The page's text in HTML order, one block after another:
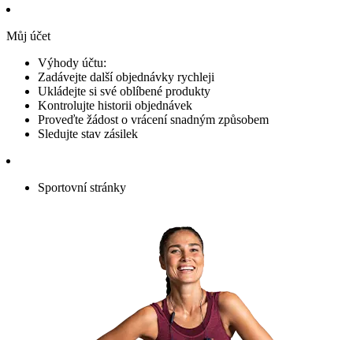
Můj účet
Výhody účtu:
Zadávejte další objednávky rychleji
Ukládejte si své oblíbené produkty
Kontrolujte historii objednávek
Proveďte žádost o vrácení snadným způsobem
Sledujte stav zásilek
Sportovní stránky